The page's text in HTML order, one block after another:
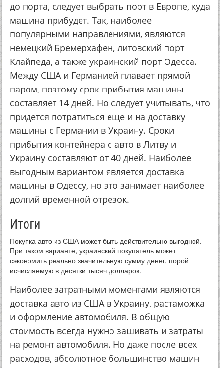
до порта, следует выбрать порт в Европе, куда
машина прибудет. Так, наиболее
популярными направлениями, являются
немецкий Бремерхафен, литовский порт
Клайпеда, а также украинский порт Одесса.
Между США и Германией плавает прямой
паром, поэтому срок прибытия машины
составляет 14 дней. Но следует учитывать, что
придется потратиться еще и на доставку
машины с Германии в Украину. Сроки
прибытия контейнера с авто в Литву и
Украину составляют от 40 дней. Наиболее
выгодным вариантом является доставка
машины в Одессу, но это занимает наиболее
долгий временной отрезок.
Итоги
Покупка авто из США может быть действительно выгодной.
При таком варианте, украинский покупатель может
сэкономить реально значительную сумму денег, порой
исчисляемую в десятки тысяч долларов.
Наиболее затратными моментами являются
доставка авто из США в Украину, растаможка
и оформление автомобиля. В общую
стоимость всегда нужно зашивать и затраты
на ремонт автомобиля. Но даже после всех
расходов, абсолютное большинство машин